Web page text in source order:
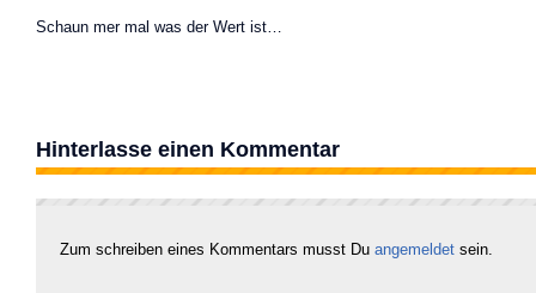
Schaun mer mal was der Wert ist…
Hinterlasse einen Kommentar
Zum schreiben eines Kommentars musst Du angemeldet sein.